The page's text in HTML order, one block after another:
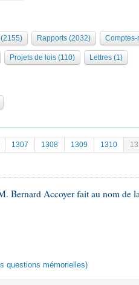
Rapports (2032)
Projets de lois (110) Lettres (1)
1307 1308 1309 1310
Bernard Accoyer fait au nom de
questions mémorielles)